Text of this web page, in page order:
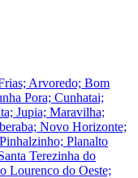
Arvoredo; Bom
Pora; Cunhatai;
Jupia; Maravilha;
Novo Horizonte;
Planalto
Terezinha do
Lourenco do Oeste;